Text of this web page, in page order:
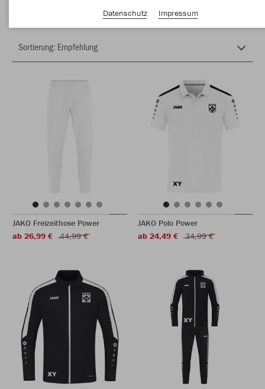
JAKO Freizeithose Power
ab 26,99 €
44,99 €
JAKO Polo Power
ab 24,49 €
34,99 €
Datenschutz
Impressum